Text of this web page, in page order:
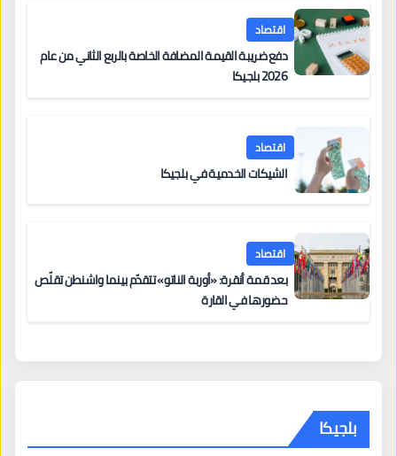
اقتصاد
دفع ضريبة القيمة المضافة الخاصة بالربع الثاني من عام
2026 بلجيكا
اقتصاد
الشيكات الخدمية في بلجيكا
اقتصاد
بعد قمة أنقرة: «أوربة الناتو» تتقدّم بينما واشنطن تقلّص
حضورها في القارة
بلجيكا